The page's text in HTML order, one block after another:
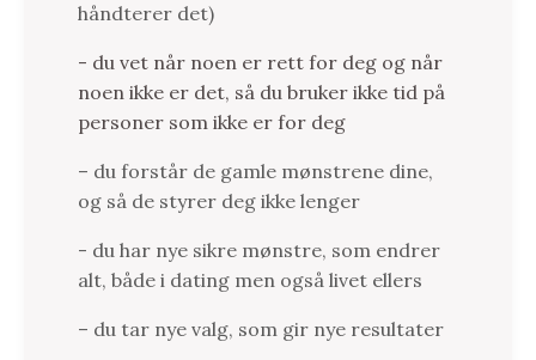
håndterer det)
- du vet når noen er rett for deg og når
noen ikke er det, så du bruker ikke tid på
personer som ikke er for deg
– du forstår de gamle mønstrene dine,
og så de styrer deg ikke lenger
- du har nye sikre mønstre, som endrer
alt, både i dating men også livet ellers
– du tar nye valg, som gir nye resultater